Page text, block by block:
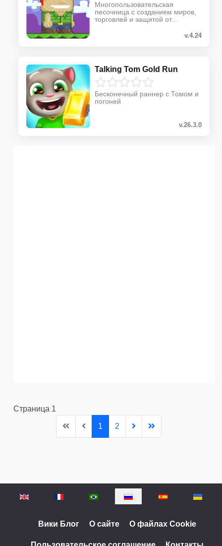
Многопользовательская
песочница с созданием миров,
торговлей и защитой от
v.4.24
Talking Tom Gold Run
Бесконечный раннер с Томом и
погоней
v.26.3.0
Страница 1
1 2
Выберите язык
Вики Блог О сайте О файлах Cookie